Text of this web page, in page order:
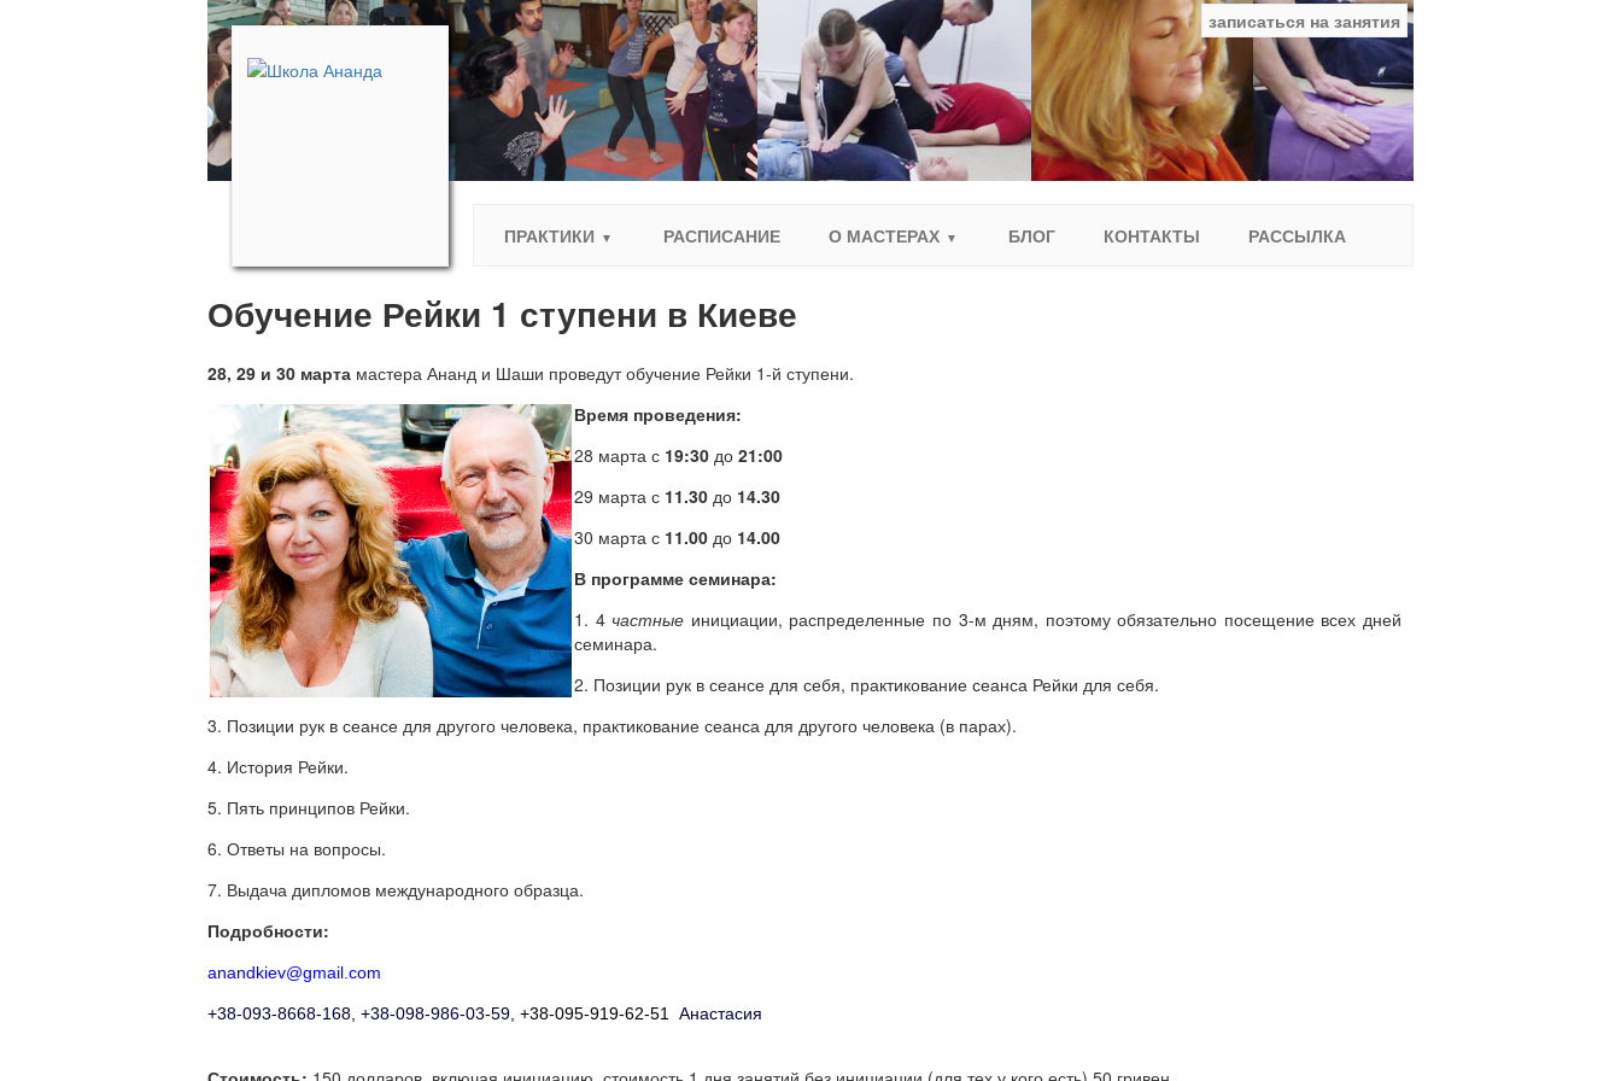
facebookВКонтакте
YouTube
Instagram
записаться на занятия
ПРАКТИКИ
РАСПИСАНИЕ О МАСТЕРАХ БЛОГ КОНТАКТЫ РАССЫЛКА
Обучение Рейки 1 ступени в Киеве
28, 29 и 30 марта мастера Ананд и Шаши проведут обучение Рейки 1-й ступени.
Время проведения:
28 марта с 19:30 до 21:00
29 марта с 11.30 до 14.30
30 марта с 11.00 до 14.00
В программе семинара:
1. 4 частные инициации, распределенные по 3-м дням, поэтому обязательно посещение всех дней
семинара.
2. Позиции рук в сеансе для себя, практикование сеанса Рейки для себя.
3. Позиции рук в сеансе для другого человека, практикование сеанса для другого человека (в парах).
4. История Рейки.
5. Пять принципов Рейки.
6. Ответы на вопросы.
7. Выдача дипломов международного образца.
Подробности:
anandkiev@gmail.com
+38-093-8668-168, +38-098-986-03-59, +38-095-919-62-51 Анастасия